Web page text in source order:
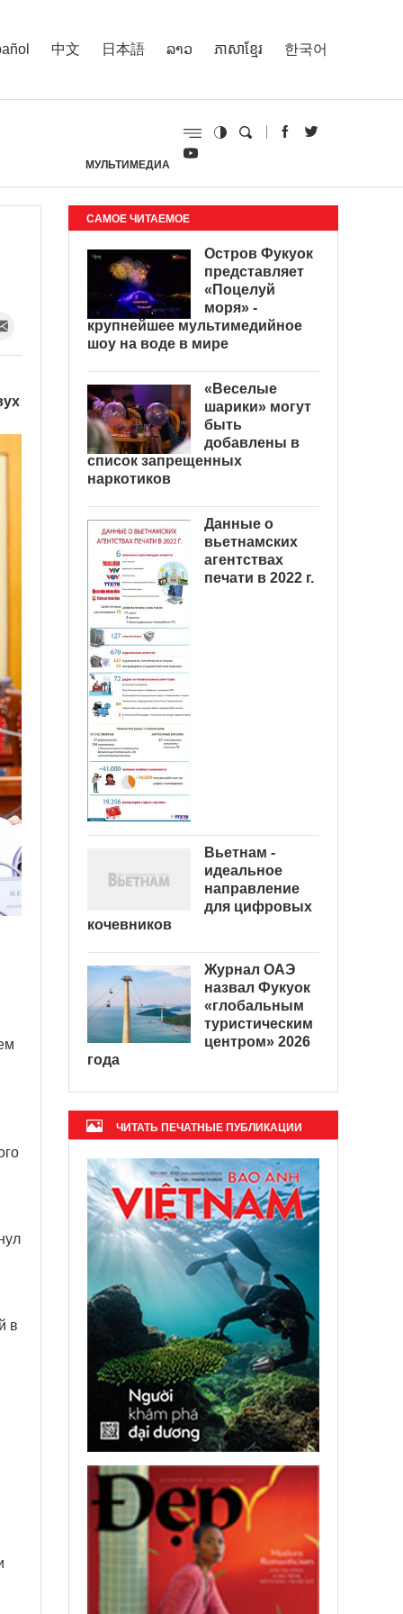
中文 日本語 ລາວ ភាសាខ្មែរ 한국어
МУЛЬТИМЕДИА
в
САМОЕ ЧИТАЕМОЕ
Остров Фукуок
представляет
«Поцелуй
моря» -
крупнейшее мультимедийное
шоу на воде в мире
«Веселые
шарики» могут
быть
добавлены в
список запрещенных
наркотиков
Данные о
вьетнамских
агентствах
печати в 2022 г.
Вьетнам -
идеальное
направление
для цифровых
кочевников
Журнал ОАЭ
назвал Фукуок
«глобальным
туристическим
центром» 2026
года
ЧИТАТЬ ПЕЧАТНЫЕ ПУБЛИКАЦИИ